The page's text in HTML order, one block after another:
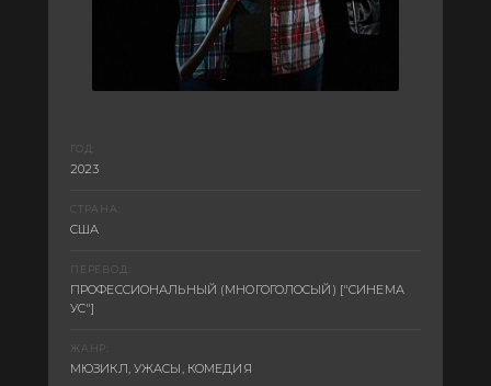
ГОД:
2023
СТРАНА:
США
ПЕРЕВОД:
ПРОФЕССИОНАЛЬНЫЙ (МНОГОГОЛОСЫЙ) ["СИНЕМА
УС"]
ЖАНР:
МЮЗИКЛ, УЖАСЫ, КОМЕДИЯ